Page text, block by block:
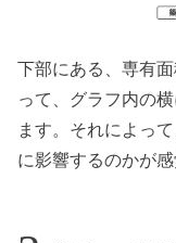
下部にある、専有
って、グラフ内の
ます。それによっ
に影響するのかが